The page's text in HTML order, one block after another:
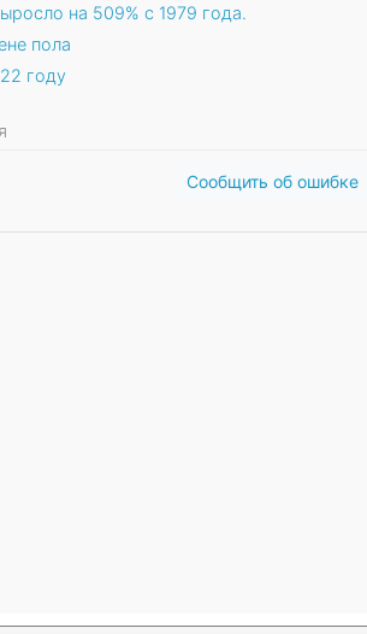
на 509% с 1979 года.
пола
году
Сообщить об ошибке